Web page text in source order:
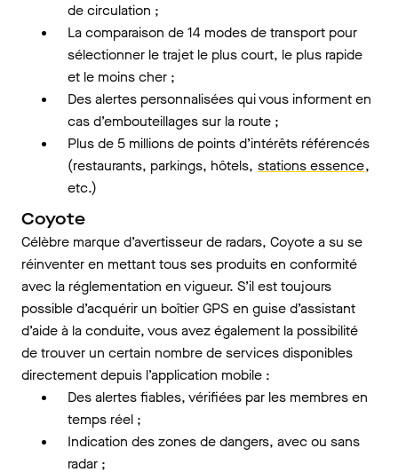
de circulation ;
La comparaison de 14 modes de transport pour
sélectionner le trajet le plus court, le plus rapide
et le moins cher ;
Des alertes personnalisées qui vous informent en
cas d’embouteillages sur la route ;
Plus de 5 millions de points d’intérêts référencés
(restaurants, parkings, hôtels, stations essence,
etc.)
Coyote
Célèbre marque d’avertisseur de radars, Coyote a su se
réinventer en mettant tous ses produits en conformité
avec la réglementation en vigueur. S’il est toujours
possible d’acquérir un boîtier GPS en guise d’assistant
d’aide à la conduite, vous avez également la possibilité
de trouver un certain nombre de services disponibles
directement depuis l’application mobile :
Des alertes fiables, vérifiées par les membres en
temps réel ;
Indication des zones de dangers, avec ou sans
radar ;